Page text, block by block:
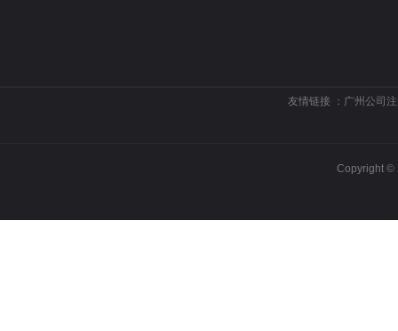
友情链接 ： 广州公司
Copyright ©